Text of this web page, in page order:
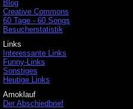
Blog
Creative Commons
60 Tage - 60 Songs
Besucherstatistik
Links
Interessante Links
Funny-Links
Sonstiges
Heutige Links
Amoklauf
Der Abschiedbrief